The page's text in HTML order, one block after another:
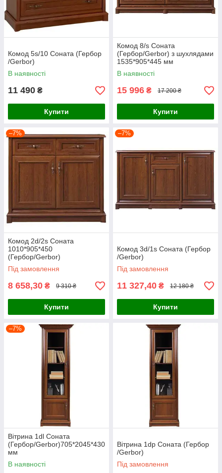
Комод 5s/10 Соната (Гербор
/Gerbor)
В наявності
11 490 ₴
Купити
Комод 8/s Соната
(Гербор/Gerbor) з шухлядами
1535*905*445 мм
В наявності
15 996 ₴ 17 200 ₴
Купити
–7%
Комод 2d/2s Соната
1010*905*450
(Гербор/Gerbor)
Під замовлення
8 658,30 ₴ 9 310 ₴
Купити
–7%
Комод 3d/1s Соната (Гербор
/Gerbor)
Під замовлення
11 327,40 ₴ 12 180 ₴
Купити
–7%
Вітрина 1dl Соната
(Гербор/Gerbor)705*2045*430
мм
В наявності
Вітрина 1dp Соната (Гербор
/Gerbor)
Під замовлення